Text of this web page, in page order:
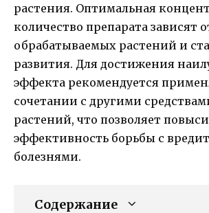
растения. Оптимальная
количество препарата зависят
обрабатываемых растений и
развития. Для достижения
эффекта рекомендуется
сочетании с другими
растений, что позволяет
эффективность борьбы с
болезнями.
Содержание